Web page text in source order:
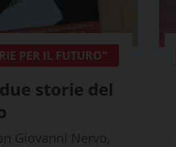
PER IL FUTURO"
storie del
Giovanni Nervo,